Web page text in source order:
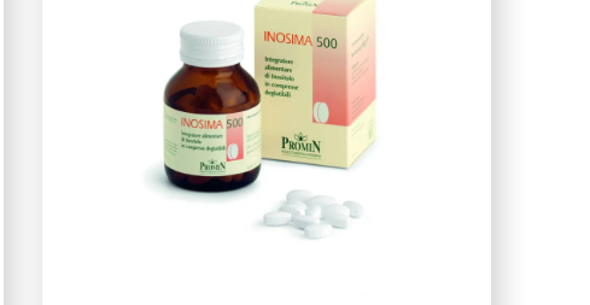
possono
essere
nella
pagina
del
prodotto